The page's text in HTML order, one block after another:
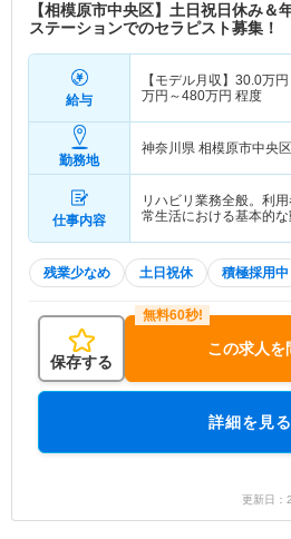
【相模原市中央区】土日祝日休み
ステーションでのセラピスト募集！
給与
【モデル月収】 30.0万円
万円～480万円 程度
勤務地
神奈川県 相模原市中央区
仕事内容
リハビリ業務全般。利
常生活における基本的
残業少なめ 土日祝休 積極採用中
保存する
この求人を
詳細を見る
更新日